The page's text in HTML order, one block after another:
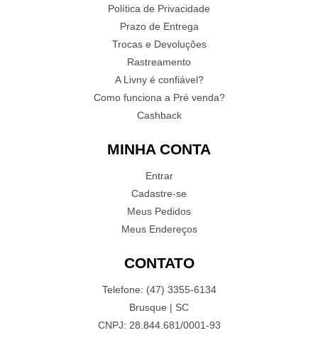
Política de Privacidade
Prazo de Entrega
Trocas e Devoluções
Rastreamento
A Livny é confiável?
Como funciona a Pré venda?
Cashback
MINHA CONTA
Entrar
Cadastre-se
Meus Pedidos
Meus Endereços
CONTATO
Telefone: (47) 3355-6134
Brusque | SC
CNPJ: 28.844.681/0001-93